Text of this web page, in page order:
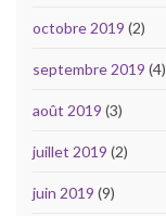
octobre 2019 (2)
septembre 2019 (4)
août 2019 (3)
juillet 2019 (2)
juin 2019 (9)